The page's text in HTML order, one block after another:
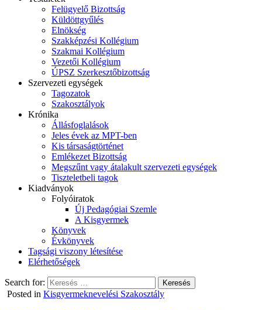
Felügyelő Bizottság
Küldöttgyűlés
Elnökség
Szakképzési Kollégium
Szakmai Kollégium
Vezetői Kollégium
ÚPSZ Szerkesztőbizottság
Szervezeti egységek
Tagozatok
Szakosztályok
Krónika
Állásfoglalások
Jeles évek az MPT-ben
Kis társaságtörténet
Emlékezet Bizottság
Megszűnt vagy átalakult szervezeti egységek
Tiszteletbeli tagok
Kiadványok
Folyóiratok
Új Pedagógiai Szemle
A Kisgyermek
Könyvek
Évkönyvek
Tagsági viszony létesítése
Elérhetőségek
Search for:
Posted in Kisgyermeknevelési Szakosztály